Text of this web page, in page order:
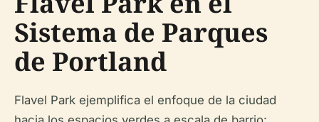
Sistema de Parques
de Portland
Flavel Park ejemplifica el enfoque de la ciudad